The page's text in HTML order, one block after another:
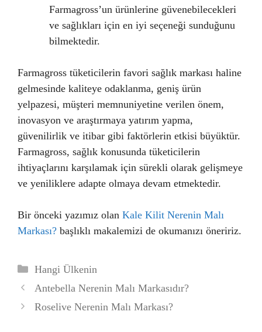
Farmagross’un ürünlerine güvenebilecekleri
ve sağlıkları için en iyi seçeneği sunduğunu
bilmektedir.
Farmagross tüketicilerin favori sağlık markası haline
gelmesinde kaliteye odaklanma, geniş ürün
yelpazesi, müşteri memnuniyetine verilen önem,
inovasyon ve araştırmaya yatırım yapma,
güvenilirlik ve itibar gibi faktörlerin etkisi büyüktür.
Farmagross, sağlık konusunda tüketicilerin
ihtiyaçlarını karşılamak için sürekli olarak gelişmeye
ve yeniliklere adapte olmaya devam etmektedir.
Bir önceki yazımız olan Kale Kilit Nerenin Malı
Markası? başlıklı makalemizi de okumanızı öneririz.
Kategoriler
Hangi Ülkenin
Antebella Nerenin Malı Markasıdır?
Roselive Nerenin Malı Markası?